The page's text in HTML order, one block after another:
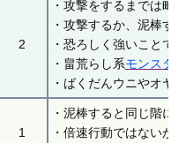
2
・攻撃をするまでは
・攻撃するか、泥棒
・恐ろしく強いこ
・畠荒らし系モンス
・ばくだんウニや
1
・泥棒すると同じ階
・倍速行動ではない